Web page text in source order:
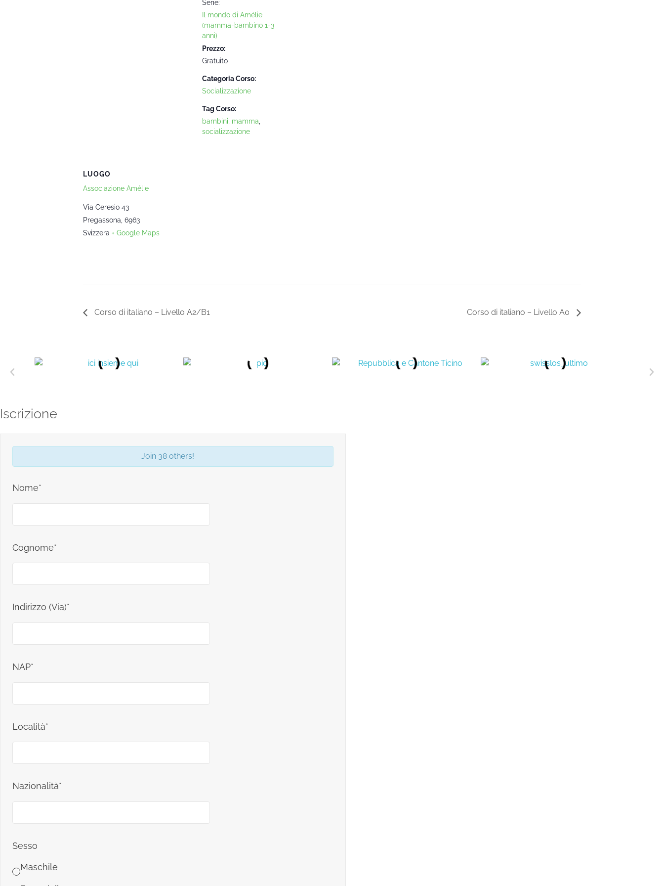
Serie:
Il mondo di Amélie
(mamma-bambino 1-3
anni)
Prezzo:
Gratuito
Categoria Corso:
Socializzazione
Tag Corso:
bambini mamma
socializzazione
LUOGO
Associazione Amélie
Via Ceresio 43
Pregassona 6963
Svizzera + Google Maps
Corso di italiano – Livello A2/B1 Corso di italiano – Livello A0
Iscrizione
Join 38 others!
Nome*
Cognome*
Indirizzo (Via)*
NAP*
Località*
Nazionalità*
Sesso
Maschile